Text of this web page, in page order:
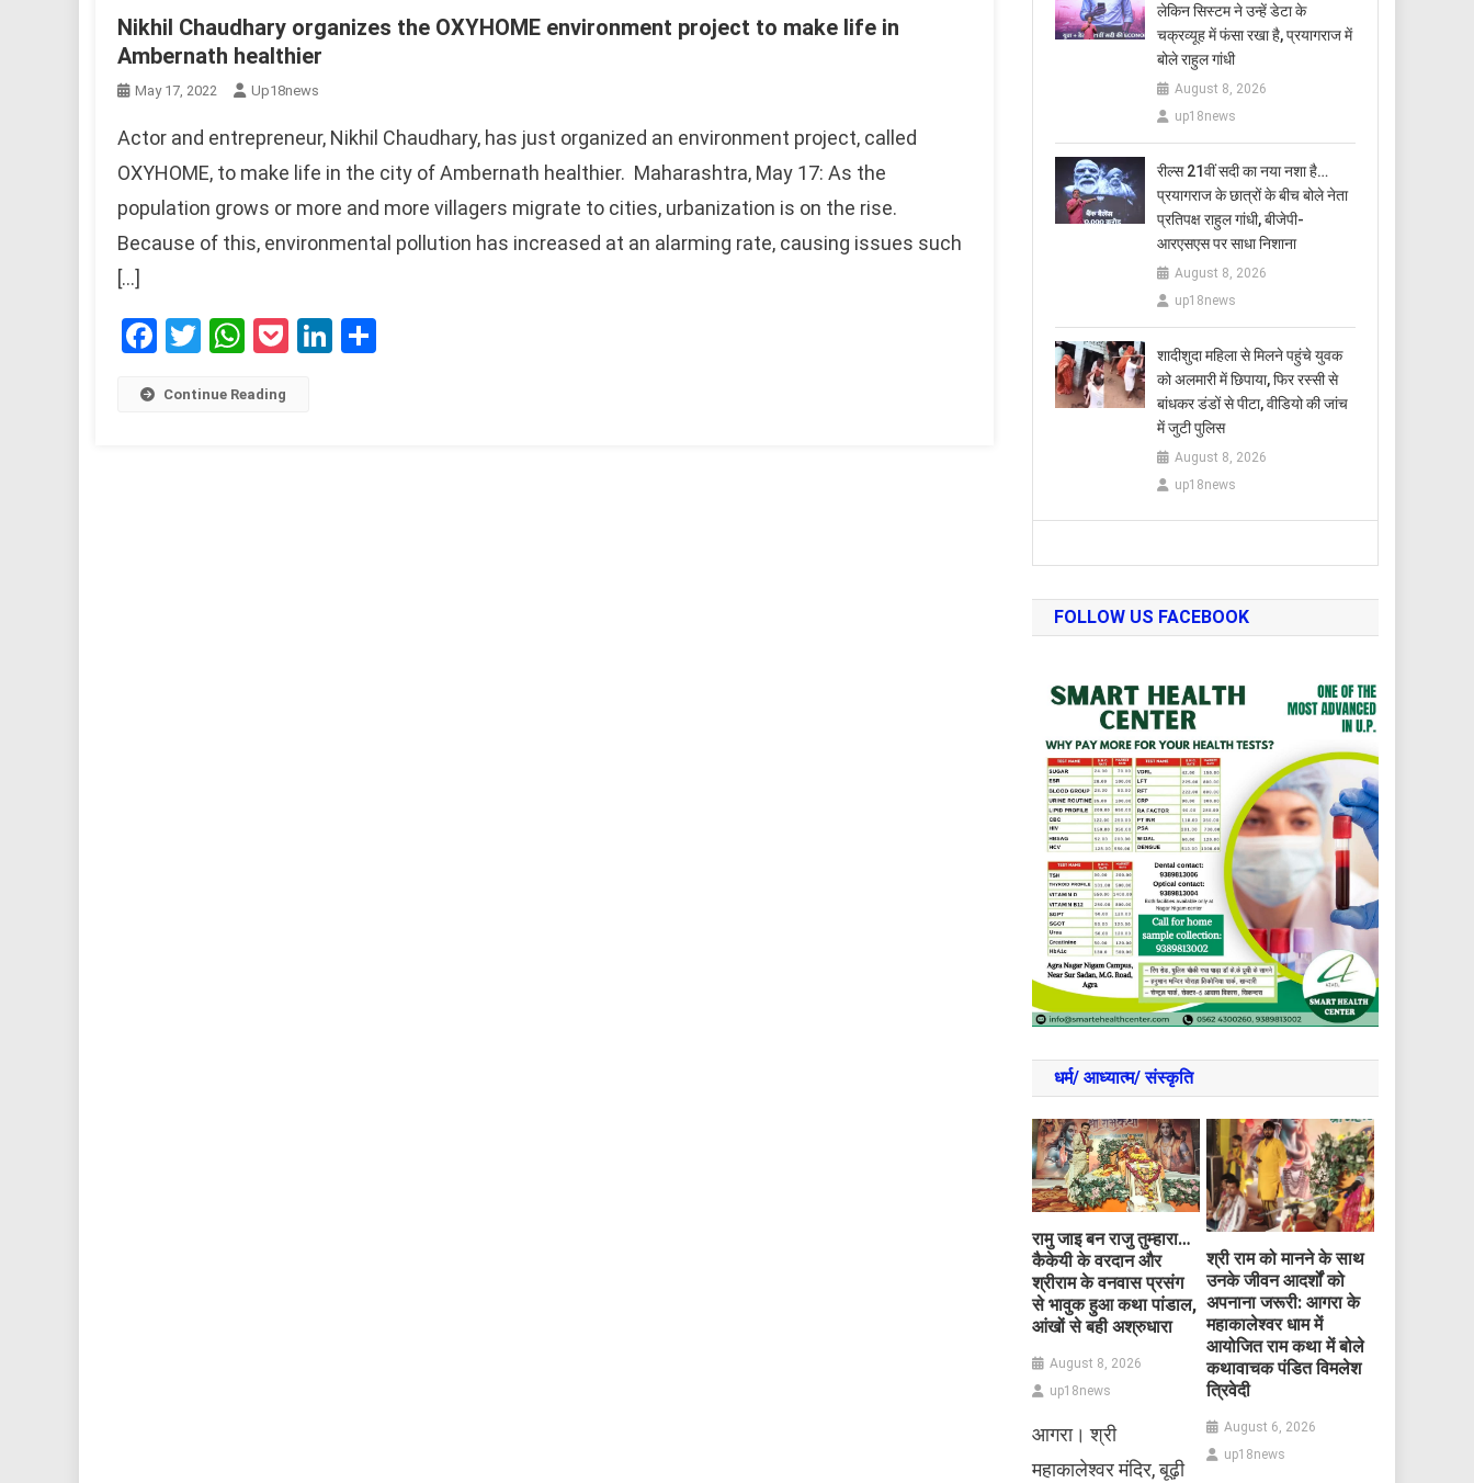
Nikhil Chaudhary organizes the OXYHOME environment project to make life in
Ambernath healthier
May 17, 2022 Up18news
Actor and entrepreneur, Nikhil Chaudhary, has just organized an environment project, called
OXYHOME, to make life in the city of Ambernath healthier. Maharashtra, May 17: As the
population grows or more and more villagers migrate to cities, urbanization is on the rise.
Because of this, environmental pollution has increased at an alarming rate, causing issues such
[…]
Facebook
Twitter
WhatsApp
PocketLinkedIn
Continue Reading
लेकिन सिस्टम ने उन्हें डेटा के
चक्रव्यूह में फंसा रखा है, प्रयागराज में
बोले राहुल गांधी
August 8, 2026
up18news
रील्स 21वीं सदी का नया नशा है…
प्रयागराज के छात्रों के बीच बोले नेता
प्रतिपक्ष राहुल गांधी, बीजेपी-
आरएसएस पर साधा निशाना
August 8, 2026
up18news
शादीशुदा महिला से मिलने पहुंचे युवक
को अलमारी में छिपाया, फिर रस्सी से
बांधकर डंडों से पीटा, वीडियो की जांच
में जुटी पुलिस
August 8, 2026
up18news
FOLLOW US FACEBOOK
धर्म/ आध्‍यात्‍म/ संस्‍कृति
रामु जाइ बन राजु तुम्हारा…
कैकेयी के वरदान और
श्रीराम के वनवास प्रसंग
से भावुक हुआ कथा पांडाल,
आंखों से बही अश्रुधारा
August 8, 2026
up18news
आगरा। श्री
महाकालेश्वर मंदिर, बूढ़ी
​श्री राम को मानने के साथ
उनके जीवन आदर्शों को
अपनाना जरूरी: आगरा के
महाकालेश्वर धाम में
आयोजित राम कथा में बोले
कथावाचक पंडित विमलेश
त्रिवेदी
August 6, 2026
up18news